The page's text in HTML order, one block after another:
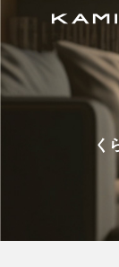
く